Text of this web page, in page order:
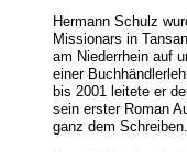
Hermann Schulz
Missionars in
am Niederrhein auf
einer
bis 2001 leitete er
sein erster Roman
ganz dem Schreiben.